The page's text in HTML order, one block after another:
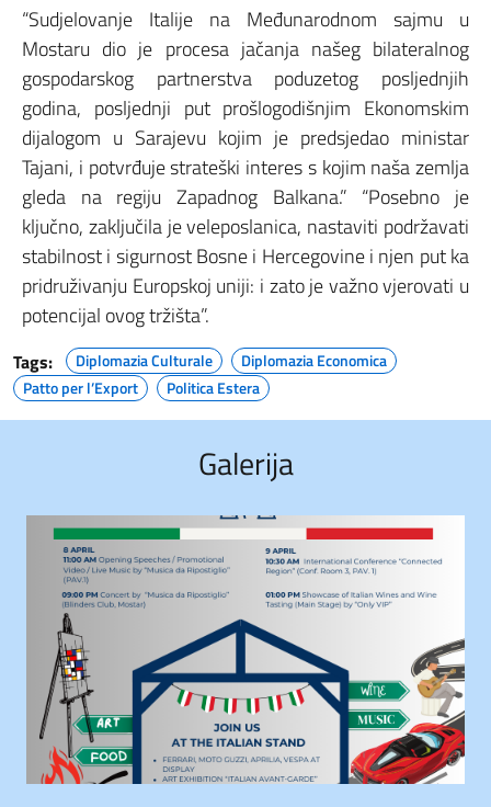
“Sudjelovanje Italije na Međunarodnom sajmu u
Mostaru dio je procesa jačanja našeg bilateralnog
gospodarskog partnerstva poduzetog posljednjih
godina, posljednji put prošlogodišnjim Ekonomskim
dijalogom u Sarajevu kojim je predsjedao ministar
Tajani, i potvrđuje strateški interes s kojim naša zemlja
gleda na regiju Zapadnog Balkana.” “Posebno je
ključno, zaključila je veleposlanica, nastaviti podržavati
stabilnost i sigurnost Bosne i Hercegovine i njen put ka
pridruživanju Europskoj uniji: i zato je važno vjerovati u
potencijal ovog tržišta”.
Tags: Diplomazia Culturale
Diplomazia Economica
Patto per l’Export
Politica Estera
Galerija